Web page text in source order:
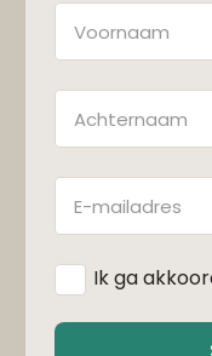
Naam
Achternaam
E-
mailadres
Ik ga